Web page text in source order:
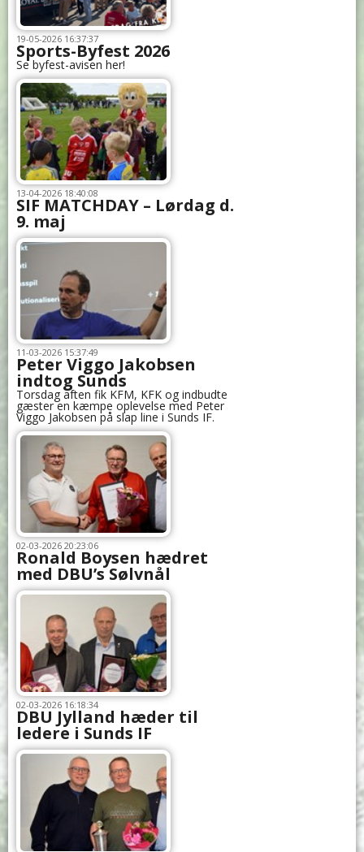
19-05-2026 16:37:37
Sports-Byfest 2026
Se byfest-avisen her!
13-04-2026 18:40:08
SIF MATCHDAY – Lørdag d.
9. maj
11-03-2026 15:37:49
Peter Viggo Jakobsen
indtog Sunds
Torsdag aften fik KFM, KFK og indbudte
gæster en kæmpe oplevelse med Peter
Viggo Jakobsen på slap line i Sunds IF.
02-03-2026 20:23:06
Ronald Boysen hædret
med DBU’s Sølvnål
02-03-2026 16:18:34
DBU Jylland hæder til
ledere i Sunds IF